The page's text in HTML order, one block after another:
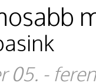
05. -